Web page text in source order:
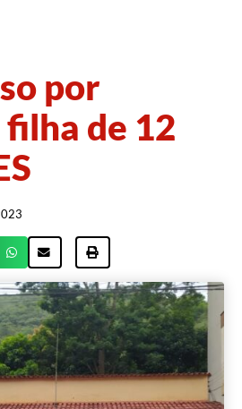
por
de 12